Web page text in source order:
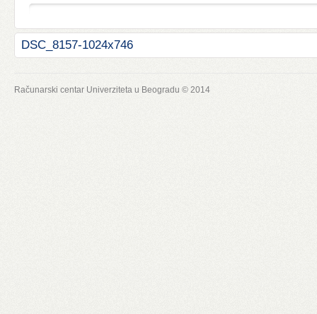
DSC_8157-1024x746
Računarski centar Univerziteta u Beogradu © 2014